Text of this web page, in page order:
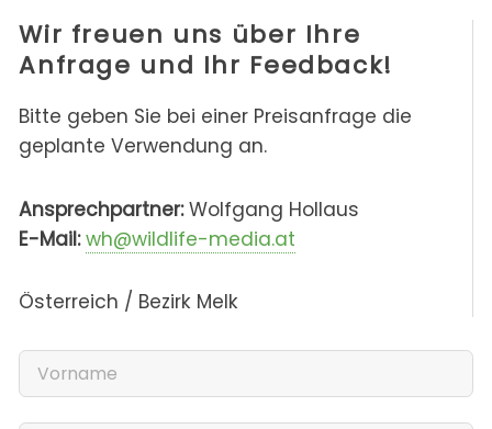
Wir freuen uns über Ihre
Anfrage und Ihr Feedback!
Bitte geben Sie bei einer Preisanfrage die
geplante Verwendung an.
Ansprechpartner:Wolfgang Hollaus
E-Mail: wh@wildlife-media.at
Österreich / Bezirk Melk